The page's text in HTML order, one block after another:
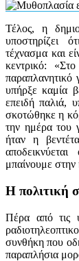
Τέλος, η
υποστηρίζει
τέχνασμα και
κεντρικό:
παραπλανητικό
υπήρξε καμία
επειδή παλιά,
σκοτώθηκε η
την ημέρα του
ήταν η
μπαίνουμε στην
Η πολιτική
Πέρα από τις
συνθήκη που
παραπλήσια